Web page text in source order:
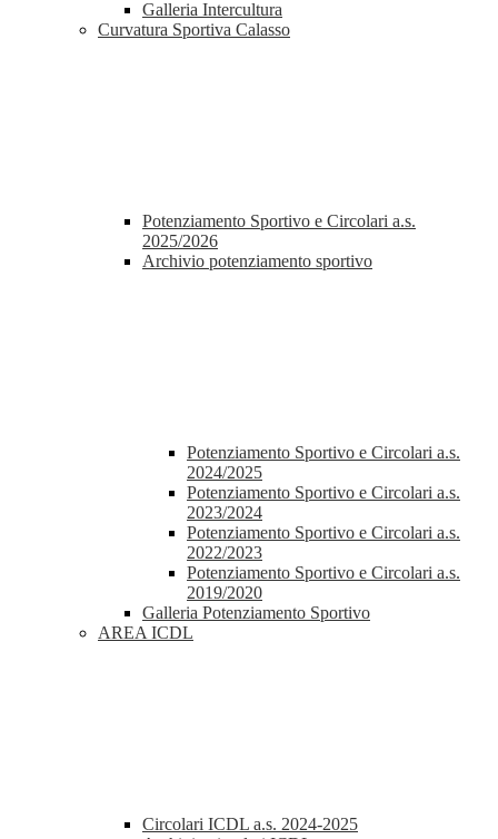
Galleria Intercultura
Curvatura Sportiva Calasso
Potenziamento Sportivo e Circolari a.s.
2025/2026
Archivio potenziamento sportivo
Potenziamento Sportivo e Circolari a.s.
2024/2025
Potenziamento Sportivo e Circolari a.s.
2023/2024
Potenziamento Sportivo e Circolari a.s.
2022/2023
Potenziamento Sportivo e Circolari a.s.
2019/2020
Galleria Potenziamento Sportivo
AREA ICDL
Circolari ICDL a.s. 2024-2025